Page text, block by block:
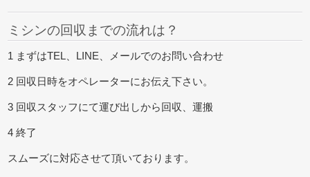
ミシンの回収までの流れは？
1 まずはTEL、LINE、メールでのお問い合わせ
2 回収日時をオペレーターにお伝え下さい。
3 回収スタッフにて運び出しから回収、運搬
4 終了
スムーズに対応させて頂いております。